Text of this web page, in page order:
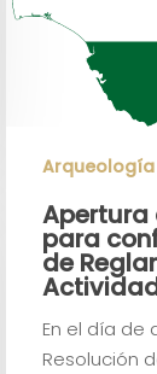
Arqueología
Apertura
para
de
En el día de
Resolución